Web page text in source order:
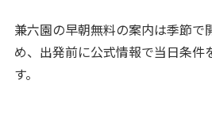
兼六園の早朝無料の案内は季節で
め、出発前に公式情報で当日条件
す。